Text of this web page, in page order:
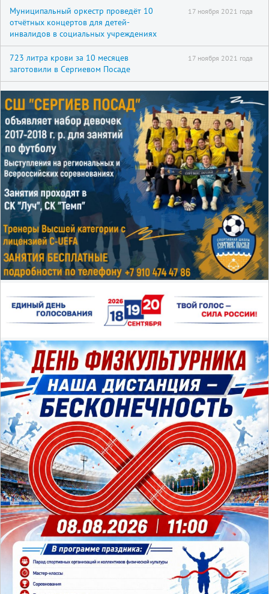
Муниципальный оркестр проведёт 10
отчётных концертов для детей-
инвалидов в социальных учреждениях
17 ноября 2021 года
723 литра крови за 10 месяцев
заготовили в Сергиевом Посаде
17 ноября 2021 года